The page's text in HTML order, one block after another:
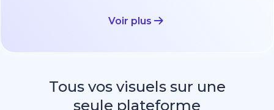
Voir plus
Tous vos visuels sur une
seule plateforme